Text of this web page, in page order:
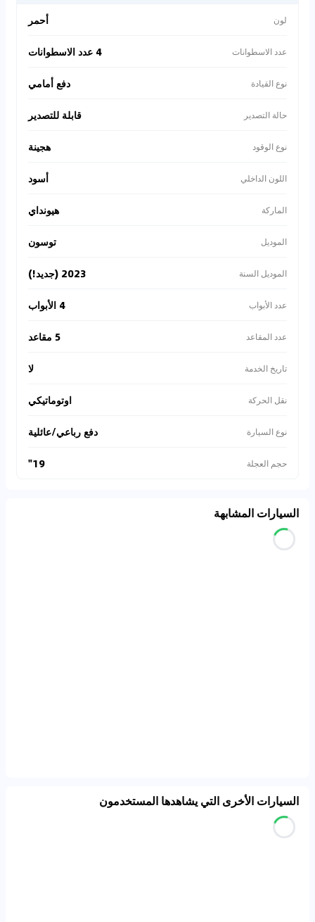
لون أحمر
عدد الاسطوانات 4 عدد الاسطوانات
نوع القيادة دفع أمامي
حالة التصدير قابلة للتصدير
نوع الوقود هجينة
اللون الداخلي أسود
الماركة هيونداي
الموديل توسون
الموديل السنة 2023 (جديد!)
عدد الأبواب 4 الأبواب
عدد المقاعد 5 مقاعد
تاريخ الخدمة لا
نقل الحركة اوتوماتيكي
نوع السيارة دفع رباعي/عائلية
حجم العجلة 19"
السيارات المشابهة
السيارات الأخرى التي يشاهدها المستخدمون